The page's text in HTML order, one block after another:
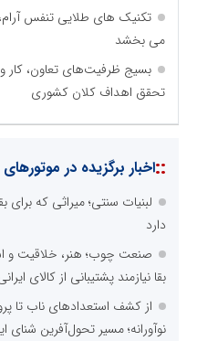
تکنیک های طلایی تنفس
می بخشد
بسیج ظرفیت‌های تعاون، کار و
تحقق اهداف کلان کشوری
::اخبار برگزیده در
لبنیات سنتی؛ میراثی که برای
دارد
صنعت چوب؛ هنر، خلاقیت و
بقا نیازمند پشتیبانی از کالای
از کشف استعدادهای ناب تا
نوآورانه؛ مسیر تحول‌آفرین